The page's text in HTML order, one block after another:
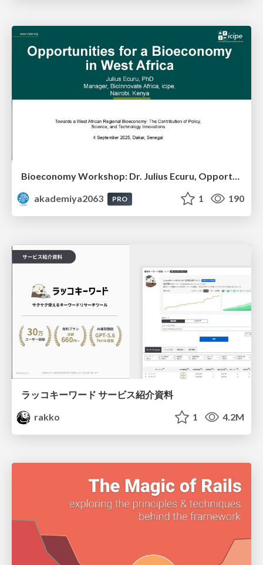
Bioeconomy Workshop: Dr. Julius Ecuru, Opportunities for a Bioeconomy in West Africa
akademiya2063
PRO 1 190
ラッコキーワード サービス紹介資料
rakko
1 4.2M